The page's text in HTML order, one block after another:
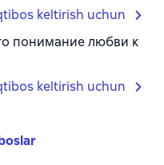
keltirish uchun
понимание любви к
keltirish uchun